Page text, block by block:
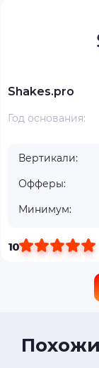
Shakes.pro
Год основания:
Вертикали:
Офферы:
Минимум:
10